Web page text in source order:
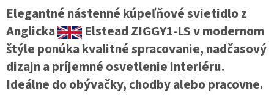
Elegantné nástenné kúpeľňové svietidlo z
Anglicka
Elstead ZIGGY1-LS v modernom
štýle ponúka kvalitné spracovanie, nadčasový
dizajn a príjemné osvetlenie interiéru.
Ideálne do obývačky, chodby alebo pracovne.